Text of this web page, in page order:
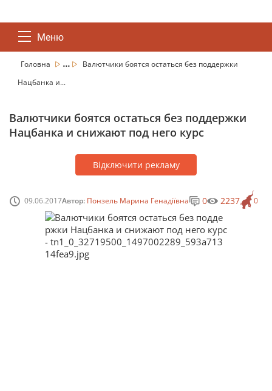
Меню
Головна ...
Валютчики боятся остаться без поддержки
Нацбанка и...
Валютчики боятся остаться без поддержки
Нацбанка и снижают под него курс
Відключити рекламу
09.06.2017Автор: Понзель Марина Генадіївна 0
0 2237